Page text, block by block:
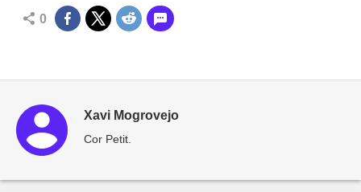
0
Xavi Mogrovejo
Cor Petit.